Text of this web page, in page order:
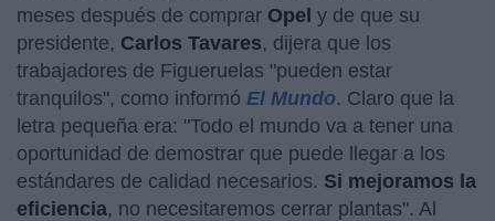
meses después de comprar Opel y de que su
presidente, Carlos Tavares, dijera que los
trabajadores de Figueruelas "pueden estar
tranquilos", como informó El Mundo. Claro que la
letra pequeña era: "Todo el mundo va a tener una
oportunidad de demostrar que puede llegar a los
estándares de calidad necesarios. Si mejoramos la
eficiencia, no necesitaremos cerrar plantas". Al